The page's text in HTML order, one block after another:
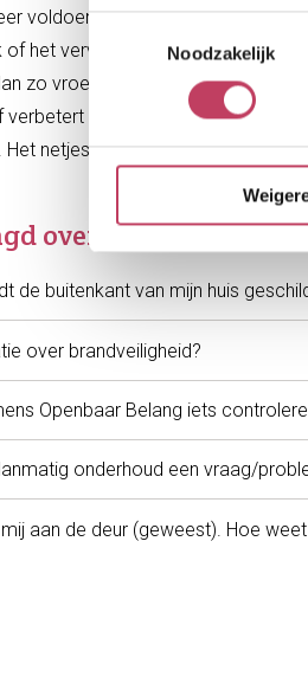
Noodzakelijk
voldoende. Dan is groot
het vervangen van een gevel.
zo vroeg mogelijk met u om
verbetert aan de woning. U zorgt
Het netjes houden van uw woning
over Onderhoud
de buitenkant van mijn huis
over brandveiligheid?
Openbaar Belang iets
onderhoud een vraag/
mij aan de deur (geweest). Hoe